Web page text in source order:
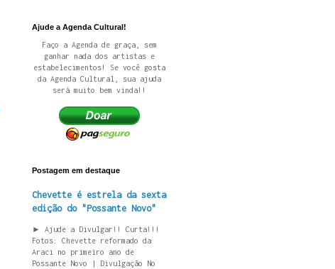
Ajude a Agenda Cultural!
Faço a Agenda de graça, sem
ganhar nada dos artistas e
estabelecimentos! Se você gosta
da Agenda Cultural, sua ajuda
será muito bem vinda!!
Postagem em destaque
Chevette é estrela da sexta
edição do "Possante Novo"
► Ajude a Divulgar!! Curta!!!
Fotos: Chevette reformado da
Araci no primeiro ano de
Possante Novo | Divulgação No